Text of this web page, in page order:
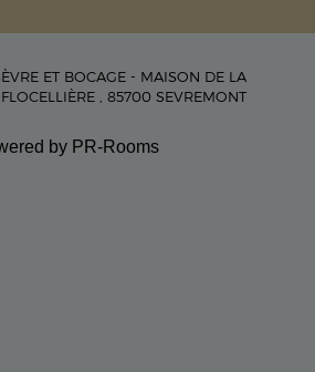
ET BOCAGE - MAISON DE LA
, 85700 SEVREMONT
by PR-Rooms